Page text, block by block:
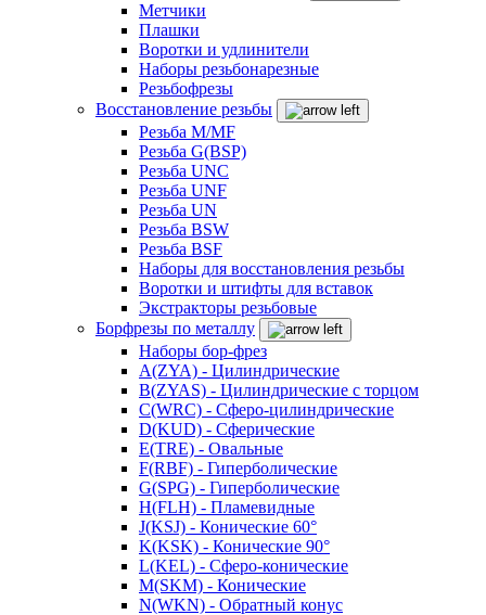
Метчики
Плашки
Воротки и удлинители
Наборы резьбонарезные
Резьбофрезы
Восстановление резьбы
Резьба M/MF
Резьба G(BSP)
Резьба UNC
Резьба UNF
Резьба UN
Резьба BSW
Резьба BSF
Наборы для восстановления резьбы
Воротки и штифты для вставок
Экстракторы резьбовые
Борфрезы по металлу
Наборы бор-фрез
A(ZYA) - Цилиндрические
B(ZYAS) - Цилиндрические с торцом
C(WRC) - Сферо-цилиндрические
D(KUD) - Сферические
E(TRE) - Овальные
F(RBF) - Гиперболические
G(SPG) - Гиперболические
H(FLH) - Пламевидные
J(KSJ) - Конические 60°
K(KSK) - Конические 90°
L(KEL) - Сферо-конические
M(SKM) - Конические
N(WKN) - Обратный конус